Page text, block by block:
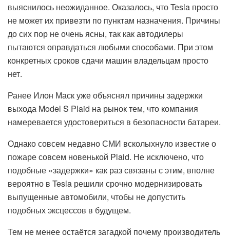
выяснилось неожиданное. Оказалось, что Tesla просто
не может их привезти по пунктам назначения. Причины
до сих пор не очень ясны, так как автодилеры
пытаются оправдаться любыми способами. При этом
конкретных сроков сдачи машин владельцам просто
нет.
Ранее Илон Маск уже объяснял причины задержки
выхода Model S Plaid на рынок тем, что компания
намеревается удостовериться в безопасности батареи.
Однако совсем недавно СМИ всколыхнуло известие о
пожаре совсем новенькой Plaid. Не исключено, что
подобные «задержки» как раз связаны с этим, вполне
вероятно в Tesla решили срочно модернизировать
выпущенные автомобили, чтобы не допустить
подобных эксцессов в будущем.
Тем не менее остаётся загадкой почему производитель